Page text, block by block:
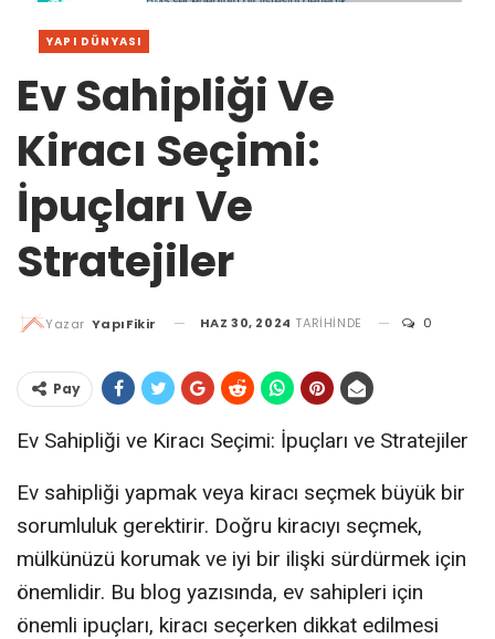
YAPI DÜNYASI
Ev Sahipliği Ve
Kiracı Seçimi:
İpuçları Ve
Stratejiler
Yazar YapıFikir HAZ 30, 2024 TARIHINDE 0
Pay
Ev Sahipliği ve Kiracı Seçimi: İpuçları ve Stratejiler
Ev sahipliği yapmak veya kiracı seçmek büyük bir
sorumluluk gerektirir. Doğru kiracıyı seçmek,
mülkünüzü korumak ve iyi bir ilişki sürdürmek için
önemlidir. Bu blog yazısında, ev sahipleri için
önemli ipuçları, kiracı seçerken dikkat edilmesi